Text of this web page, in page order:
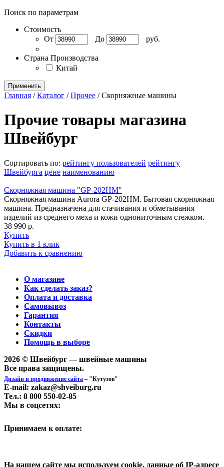
Поиск по параметрам
Стоимость
От
До руб.
Страна Производства
Китай
Применить
Главная /Каталог /Прочее /Скорняжные машины
Прочие товары магазина
Швейбург
Сортировать по: рейтингу пользователей рейтингу
Швейбурга цене наименованию
Скорняжная машина "GP-202HM"
Скорняжная машина Aurora GP-202HM. Бытовая скорняжная
машина. Предназначена для стачивания и обметывания
изделий из среднего меха и кожи однониточным стежком.
38 990 р.
Купить
Купить в 1 клик
Добавить к сравнению
О магазине
Как сделать заказ?
Оплата и доставка
Самовывоз
Гарантия
Контакты
Скидки
Помощь в выборе
2026 © Швейбург — швейные машины
Все права защищены.
Дизайн и продвижение сайта – "Кутузов"
E-mail: zakaz@shveiburg.ru
Тел.: 8 800 550-02-85
Мы в соцсетях:
Принимаем к оплате:
На нашем сайте мы используем cookie, данные об IP-адресе